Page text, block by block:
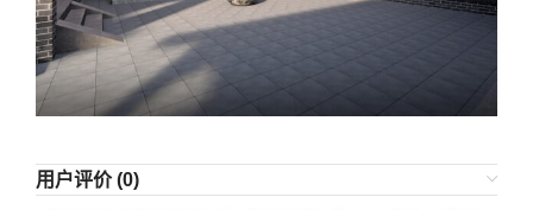
用户评价 (0)